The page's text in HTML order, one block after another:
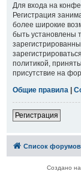
Для входа на
Регистрация
более широкие
быть установлены
политикой,
присутствие на
Общие правила |
Регистрация
Список форумов
Создано